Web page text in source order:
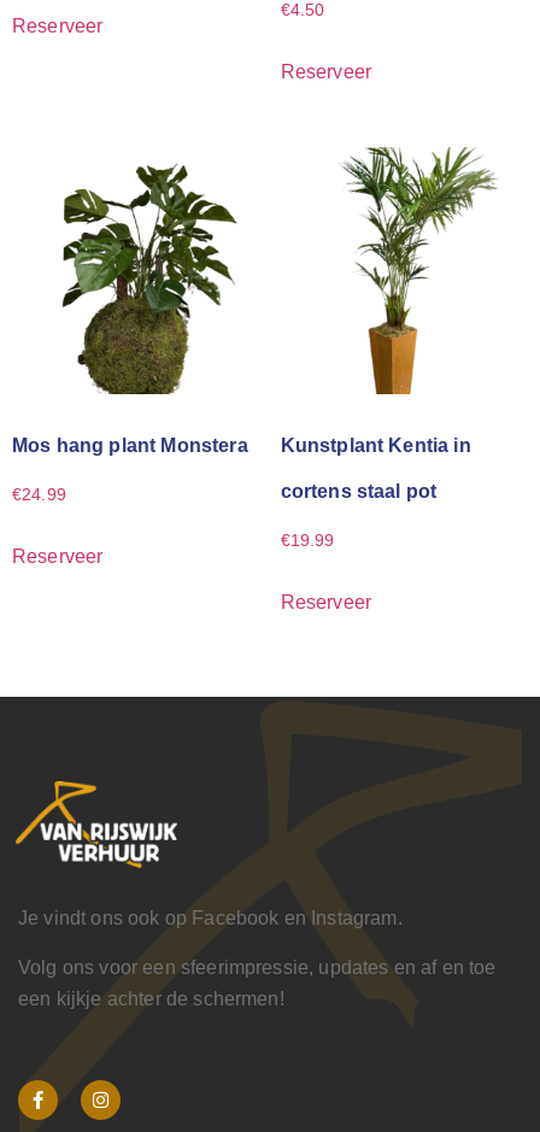
Reserveer
€4.50
Reserveer
Mos hang plant Monstera
€24.99
Reserveer
Kunstplant Kentia in
cortens staal pot
€19.99
Reserveer
Je vindt ons ook op Facebook en Instagram.
Volg ons voor een sfeerimpressie, updates en af en toe
een kijkje achter de schermen!